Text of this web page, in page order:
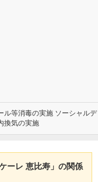
ル等消毒の実施 ソーシャルデ
換気の実施
ーレ 恵比寿」の関係